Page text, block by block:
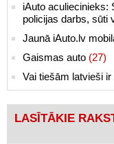
iAuto aculiecinieks:
policijas darbs, sūti
Jaunā iAuto.lv
Gaismas auto (27)
Vai tiešām latvieši
LASĪTĀKIE